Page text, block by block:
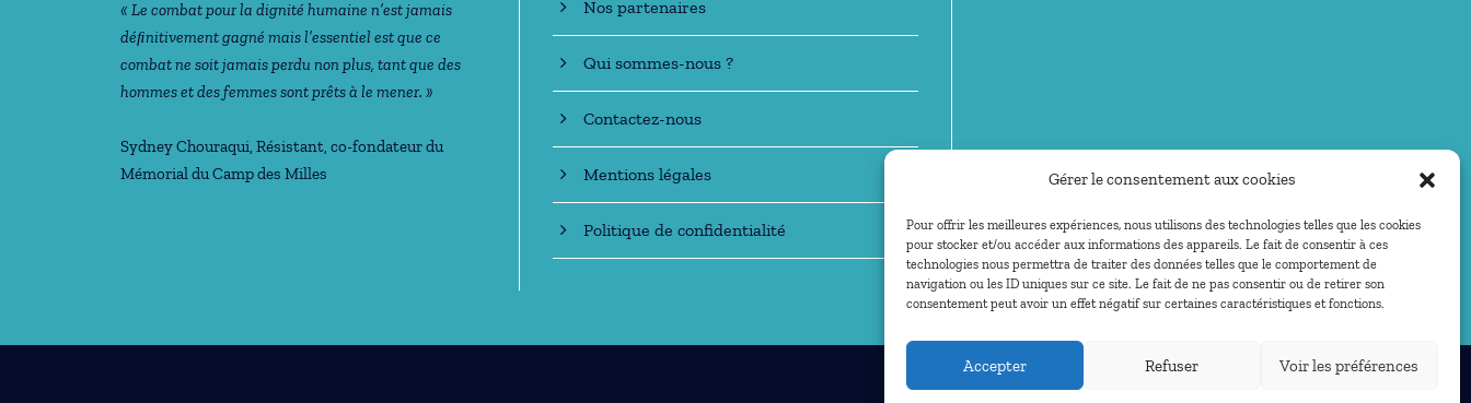
Gérer le consentement aux cookies
Pour offrir les meilleures expériences, nous utilisons des technologies telles que les cookies
pour stocker et/ou accéder aux informations des appareils. Le fait de consentir à ces
technologies nous permettra de traiter des données telles que le comportement de
navigation ou les ID uniques sur ce site. Le fait de ne pas consentir ou de retirer son
consentement peut avoir un effet négatif sur certaines caractéristiques et fonctions.
Accepter Refuser Voir les préférences
« Le combat pour la dignité humaine n’est jamais
déﬁnitivement gagné mais l’essentiel est que ce
combat ne soit jamais perdu non plus, tant que des
hommes et des femmes sont prêts à le mener. »
Sydney Chouraqui, Résistant, co-fondateur du
Mémorial du Camp des Milles
Nos partenaires
Qui sommes-nous ?
Contactez-nous
Mentions légales
Politique de confidentialité